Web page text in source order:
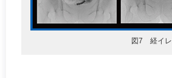
図7 経イレ